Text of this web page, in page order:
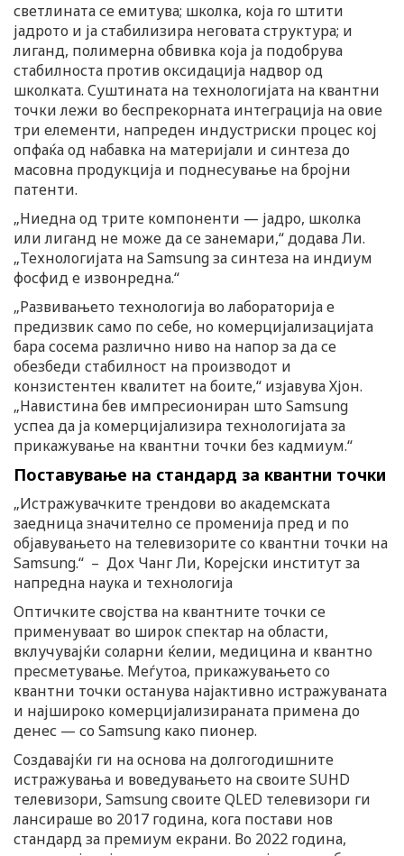
светлината се емитува; школка, која го штити
јадрото и ја стабилизира неговата структура; и
лиганд, полимерна обвивка која ја подобрува
стабилноста против оксидација надвор од
школката. Суштината на технологијата на квантни
точки лежи во беспрекорната интеграција на овие
три елементи, напреден индустриски процес кој
опфаќа од набавка на материјали и синтеза до
масовна продукција и поднесување на бројни
патенти.
„Ниедна од трите компоненти — јадро, школка
или лиганд не може да се занемари,“ додава Ли.
„Технологијата на Samsung за синтеза на индиум
фосфид е извонредна.“
„Развивањето технологија во лабораторија е
предизвик само по себе, но комерцијализацијата
бара сосема различно ниво на напор за да се
обезбеди стабилност на производот и
конзистентен квалитет на боите,“ изјавува Хјон.
„Навистина бев импресиониран што Samsung
успеа да ја комерцијализира технологијата за
прикажување на квантни точки без кадмиум.“
Поставување на стандард за квантни точки
„Истражувачките трендови во академската
заедница значително се променија пред и по
објавувањето на телевизорите со квантни точки на
Samsung.“ – Дох Чанг Ли, Корејски институт за
напредна наука и технологија
Оптичките својства на квантните точки се
применуваат во широк спектар на области,
вклучувајќи соларни ќелии, медицина и квантно
пресметување. Меѓутоа, прикажувањето со
квантни точки останува најактивно истражуваната
и најшироко комерцијализираната примена до
денес — со Samsung како пионер.
Создавајќи ги на основа на долгогодишните
истражувања и воведувањето на своите SUHD
телевизори, Samsung своите QLED телевизори ги
лансираше во 2017 година, кога постави нов
стандард за премиум екрани. Во 2022 година,